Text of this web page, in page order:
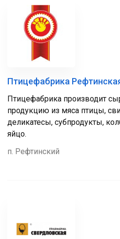
Птицефабрика
Птицефабрика производит
продукцию из мяса птицы,
деликатесы, субпродукты,
яйцо.
п. Рефтинский